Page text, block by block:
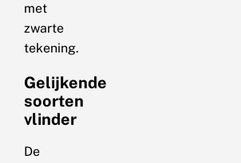
met
zwarte
tekening.
Gelijkende
soorten
vlinder
De